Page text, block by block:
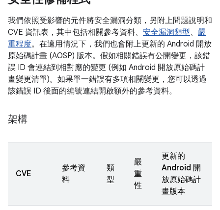
我們依照受影響的元件將安全漏洞分類，另附上問題說明和
CVE 資訊表，其中包括相關參考資料、 安全漏洞類型、 嚴
重程度。在適用情況下，我們也會附上更新的 Android 開放
原始碼計畫 (AOSP) 版本。假如相關錯誤有公開變更，該錯
誤 ID 會連結到相對應的變更 (例如 Android 開放原始碼計
畫變更清單)。如果單一錯誤有多項相關變更，您可以透過
該錯誤 ID 後面的編號連結開啟額外的參考資料。
架構
CVE
參考資
料
類
型
嚴
重
性
更新的
Android 開
放原始碼計
畫版本